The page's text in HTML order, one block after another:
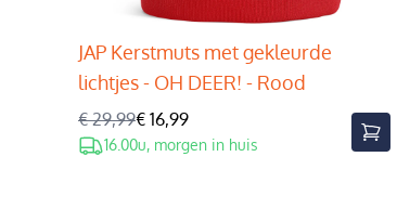
JAP Kerstmuts met gekleurde
lichtjes - OH DEER! - Rood
€ 29,99€ 16,99
16.00u, morgen in huis